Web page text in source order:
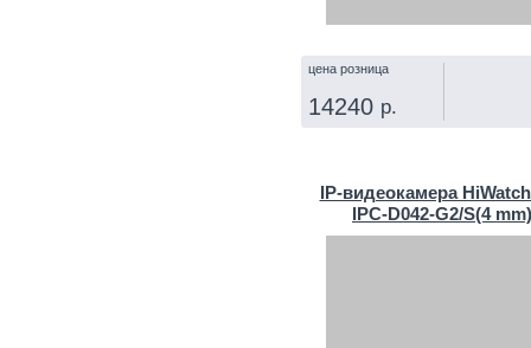
цена розница
14240 р.
IP‑видеокамера
IPC-D042-G2/S(4 mm)